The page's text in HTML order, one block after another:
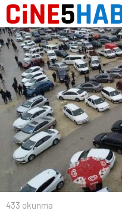
433 okunma